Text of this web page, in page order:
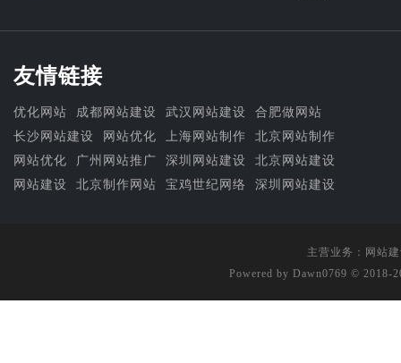
友情链接
优化网站 成都网站建设 武汉网站建设
合肥做网站
长沙网站建设
网站优化 上海网站制作
北京网站制作
网站优化
广州网站推广 深圳网站建设
北京网站建设
网站建设
北京制作网站 宝鸡世纪网络 深圳网站建设
主营业务： 网站
Powered by Dawn0769 ©